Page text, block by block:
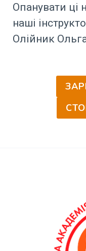
Опанувати
наші
Олійник